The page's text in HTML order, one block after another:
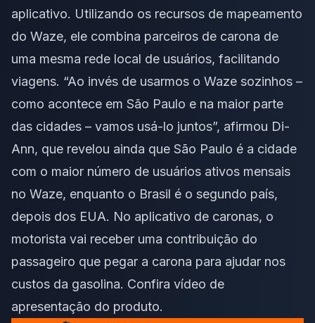
aplicativo. Utilizando os recursos de mapeamento
do Waze, ele combina parceiros de carona de
uma mesma rede local de usuários, facilitando
viagens. “Ao invés de usarmos o Waze sozinhos –
como acontece em São Paulo e na maior parte
das cidades – vamos usá-lo juntos”, afirmou Di-
Ann, que revelou ainda que São Paulo é a cidade
com o maior número de usuários ativos mensais
no Waze, enquanto o Brasil é o segundo país,
depois dos EUA. No aplicativo de caronas, o
motorista vai receber uma contribuição do
passageiro que pegar a carona para ajudar nos
custos da gasolina. Confira vídeo de
apresentação do produto.